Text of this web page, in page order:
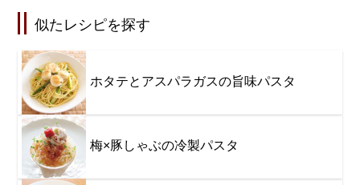
似たレシピを探す
ホタテとアスパラガスの旨味パスタ
梅×豚しゃぶの冷製パスタ